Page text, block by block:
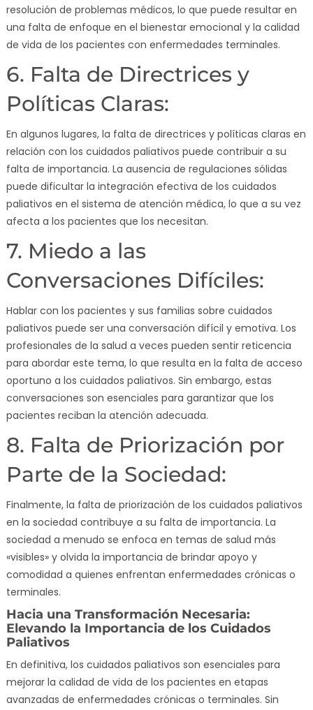
resolución de problemas médicos, lo que puede resultar en
una falta de enfoque en el bienestar emocional y la calidad
de vida de los pacientes con enfermedades terminales.
6. Falta de Directrices y
Políticas Claras:
En algunos lugares, la falta de directrices y políticas claras en
relación con los cuidados paliativos puede contribuir a su
falta de importancia. La ausencia de regulaciones sólidas
puede dificultar la integración efectiva de los cuidados
paliativos en el sistema de atención médica, lo que a su vez
afecta a los pacientes que los necesitan.
7. Miedo a las
Conversaciones Difíciles:
Hablar con los pacientes y sus familias sobre cuidados
paliativos puede ser una conversación difícil y emotiva. Los
profesionales de la salud a veces pueden sentir reticencia
para abordar este tema, lo que resulta en la falta de acceso
oportuno a los cuidados paliativos. Sin embargo, estas
conversaciones son esenciales para garantizar que los
pacientes reciban la atención adecuada.
8. Falta de Priorización por
Parte de la Sociedad:
Finalmente, la falta de priorización de los cuidados paliativos
en la sociedad contribuye a su falta de importancia. La
sociedad a menudo se enfoca en temas de salud más
«visibles» y olvida la importancia de brindar apoyo y
comodidad a quienes enfrentan enfermedades crónicas o
terminales.
Hacia una Transformación Necesaria:
Elevando la Importancia de los Cuidados
Paliativos
En definitiva, los cuidados paliativos son esenciales para
mejorar la calidad de vida de los pacientes en etapas
avanzadas de enfermedades crónicas o terminales. Sin